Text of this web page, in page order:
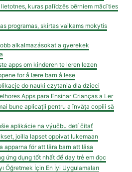
kuras palīdzēs bērniem mācīties
programas, skirtas vaikams mokytis
alkalmazásokat a gyerekek
apps om kinderen te leren lezen
for å lære barn å lese
do nauki czytania dla dzieci
Apps para Ensinar Crianças a Ler
bune aplicații pentru a învăța copiii să
aplikácie na výučbu detí čítať
joilla lapset oppivat lukemaan
apparna för att lära barn att läsa
ứng dụng tốt nhất để dạy trẻ em đọc
Öğretmek İçin En İyi Uygulamaları